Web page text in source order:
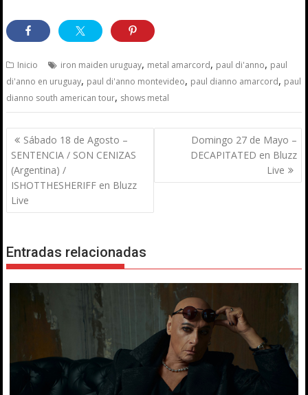
Inicio iron maiden uruguay, metal amarcord, paul di'anno, paul
di'anno en uruguay, paul di'anno montevideo, paul dianno amarcord, paul
dianno south american tour, shows metal
Navegación
de
entradas
Sábado 18 de Agosto –
SENTENCIA / SON CENIZAS
(Argentina) /
ISHOTTHESHERIFF en Bluzz
Live
Domingo 27 de Mayo –
DECAPITATED en Bluzz
Live
Entradas relacionadas